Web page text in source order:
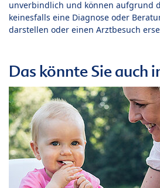
unverbindlich und können aufgrund
keinesfalls eine Diagnose oder
darstellen oder einen Arztbesuch
Das könnte Sie auch